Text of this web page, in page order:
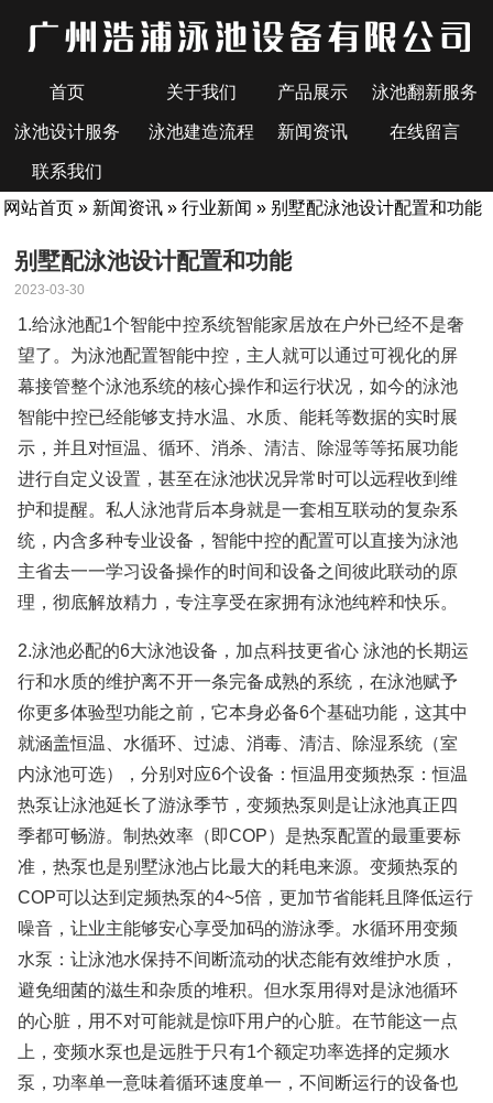
首页 关于我们 产品展示 泳池翻新服务
泳池设计服务 泳池建造流程 新闻资讯 在线留言
联系我们
网站首页 » 新闻资讯 » 行业新闻 » 别墅配泳池设计配置和功能
别墅配泳池设计配置和功能
2023-03-30
1.给泳池配1个智能中控系统智能家居放在户外已经不是奢
望了。为泳池配置智能中控，主人就可以通过可视化的屏
幕接管整个泳池系统的核心操作和运行状况，如今的泳池
智能中控已经能够支持水温、水质、能耗等数据的实时展
示，并且对恒温、循环、消杀、清洁、除湿等等拓展功能
进行自定义设置，甚至在泳池状况异常时可以远程收到维
护和提醒。私人泳池背后本身就是一套相互联动的复杂系
统，内含多种专业设备，智能中控的配置可以直接为泳池
主省去一一学习设备操作的时间和设备之间彼此联动的原
理，彻底解放精力，专注享受在家拥有泳池纯粹和快乐。
2.泳池必配的6大泳池设备，加点科技更省心 泳池的长期运
行和水质的维护离不开一条完备成熟的系统，在泳池赋予
你更多体验型功能之前，它本身必备6个基础功能，这其中
就涵盖恒温、水循环、过滤、消毒、清洁、除湿系统（室
内泳池可选），分别对应6个设备：恒温用变频热泵：恒温
热泵让泳池延长了游泳季节，变频热泵则是让泳池真正四
季都可畅游。制热效率（即COP）是热泵配置的最重要标
准，热泵也是别墅泳池占比最大的耗电来源。变频热泵的
COP可以达到定频热泵的4~5倍，更加节省能耗且降低运行
噪音，让业主能够安心享受加码的游泳季。水循环用变频
水泵：让泳池水保持不间断流动的状态能有效维护水质，
避免细菌的滋生和杂质的堆积。但水泵用得对是泳池循环
的心脏，用不对可能就是惊吓用户的心脏。在节能这一点
上，变频水泵也是远胜于只有1个额定功率选择的定频水
泵，功率单一意味着循环速度单一，不间断运行的设备也